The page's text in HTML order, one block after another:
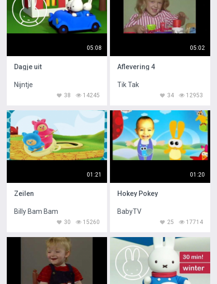
05:08
Dagje uit
Nijntje
14245
38
05:02
Aflevering 4
Tik Tak
12953
34
01:21
Zeilen
Billy Bam Bam
15260
30
01:20
Hokey Pokey
BabyTV
17714
25